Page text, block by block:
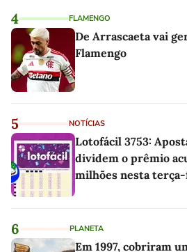
4 FLAMENGO
De Arrascaeta vai
Flamengo
5 NOTÍCIAS
Lotofácil 3753:
dividem o prêmio
milhões nesta
6 PLANETA
Em 1997, cobriram